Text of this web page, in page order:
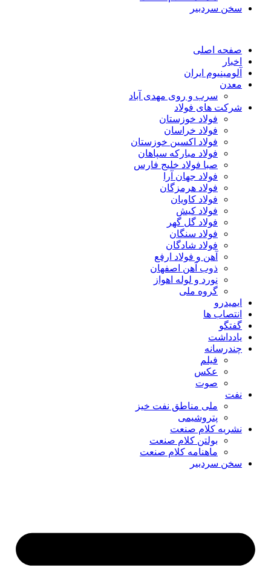
سخن سردبیر
صفحه اصلی
اخبار
آلومینیوم ایران
معدن
سرب و روی مهدی آباد
شرکت های فولاد
فولاد خوزستان
فولاد خراسان
فولاد اکسین خوزستان
فولاد مبارکه سپاهان
صبا فولاد خلیج فارس
فولاد جهان آرا
فولاد هرمزگان
فولاد کاویان
فولاد کیش
فولاد گل گهر
فولاد سنگان
فولاد شادگان
آهن و فولاد ارفع
ذوب آهن اصفهان
نورد و لوله اهواز
گروه ملی
ایمیدرو
انتصاب ها
گفتگو
یادداشت
چندرسانه
فیلم
عکس
صوت
نفت
ملی مناطق نفت خیز
پتروشیمی
نشریه کلام صنعت
بولتن کلام صنعت
ماهنامه کلام صنعت
سخن سردبیر